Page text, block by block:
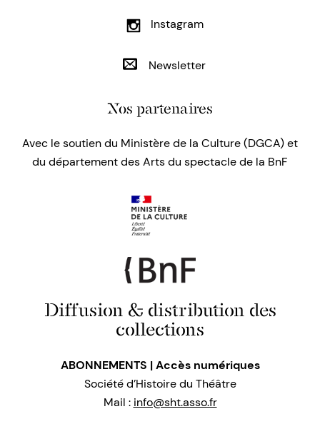
Instagram
Newsletter
Nos partenaires
Avec le soutien du Ministère de la Culture (DGCA) et
du département des Arts du spectacle de la BnF
Diffusion & distribution des
collections
ABONNEMENTS | Accès numériques
Société d’Histoire du Théâtre
Mail : info@sht.asso.fr